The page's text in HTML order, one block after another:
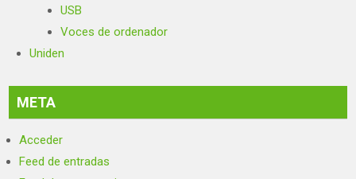
USB
Voces de ordenador
Uniden
META
Acceder
Feed de entradas